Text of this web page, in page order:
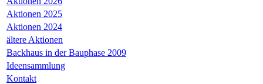
Aktionen 2025
Aktionen 2024
ältere Aktionen
Backhaus in der Bauphase 2009
Ideensammlung
Kontakt